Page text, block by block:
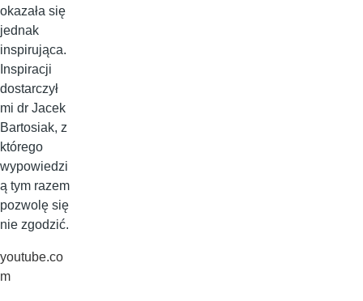
okazała się
jednak
inspirująca.
Inspiracji
dostarczył
mi dr Jacek
Bartosiak, z
którego
wypowiedzi
ą tym razem
pozwolę się
nie zgodzić.
youtube.co
m